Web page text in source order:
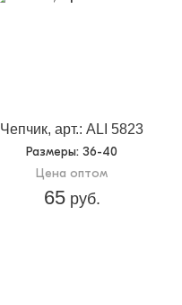
Чепчик, арт.: ALI 5823
Размеры: 36-40
Цена оптом
65руб.